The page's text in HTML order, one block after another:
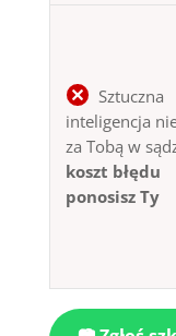
Sztuczna
inteligencja
za Tobą w
koszt błędu
ponosisz Ty